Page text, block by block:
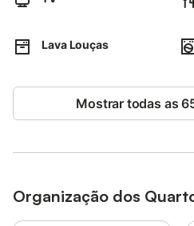
Não são permitidos animais de
Existem câmaras de segurança e/
São fornecidas mais informações
energia.
Lava Louças
Mostrar todas as
Organização dos